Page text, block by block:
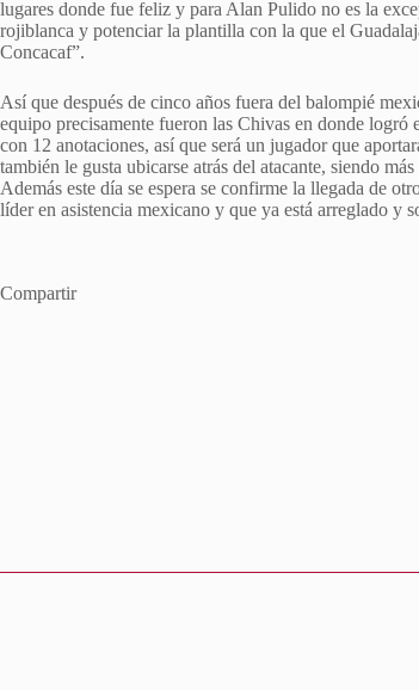
lugares donde fue feliz y para Alan Pulido no es la
rojiblanca y potenciar la plantilla con la que el
Concacaf”.
Así que después de cinco años fuera del balompié
equipo precisamente fueron las Chivas en donde
con 12 anotaciones, así que será un jugador que
también le gusta ubicarse atrás del atacante, siendo más
Además este día se espera se confirme la llegada de
líder en asistencia mexicano y que ya está arreglado y
Compartir